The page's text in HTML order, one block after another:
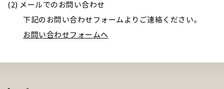
(2) メールでのお問い合わせ
下記のお問い合わせフォームよりご連絡ください。
お問い合わせフォームへ